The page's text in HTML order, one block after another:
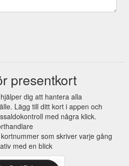
presentkort
dig att hantera alla
Lägg till ditt kort i appen och
med några klick.
som skriver varje gång
med en blick